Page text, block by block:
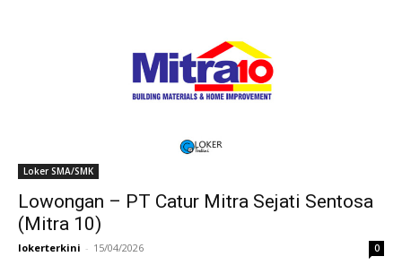
Loker SMA/SMK
Lowongan – PT Catur Mitra Sejati Sentosa
(Mitra 10)
lokerterkini - 15/04/2026 0